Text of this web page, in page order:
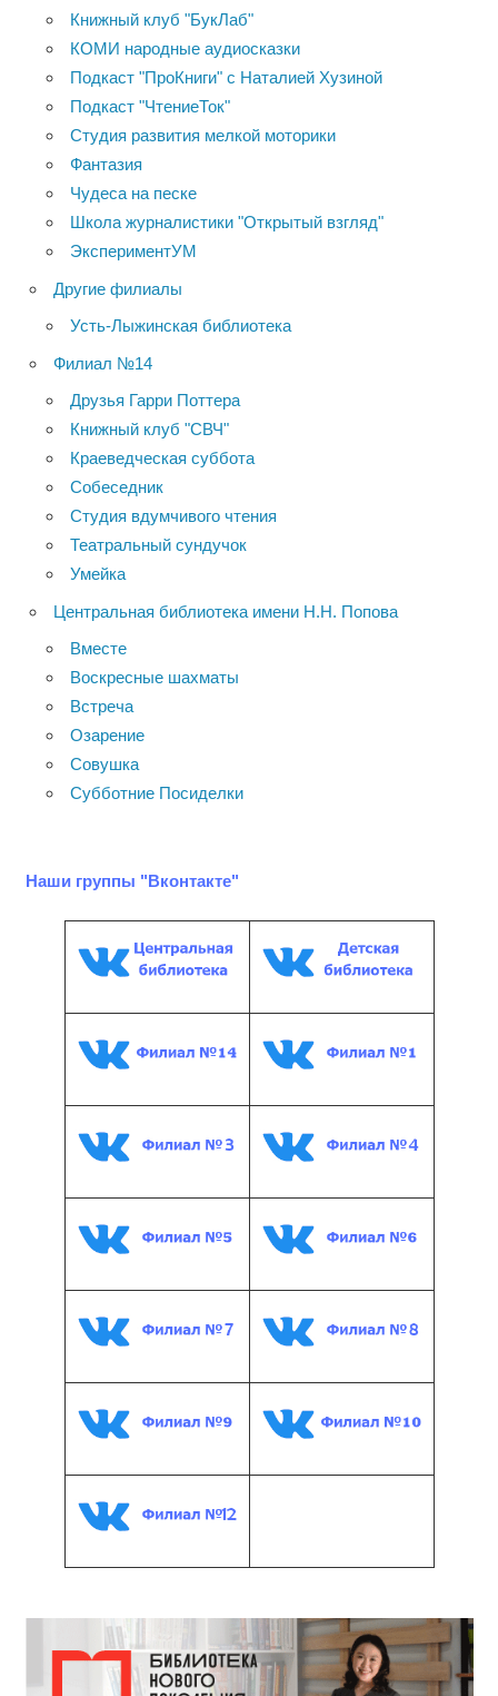
Книжный клуб "БукЛаб"
КОМИ народные аудиосказки
Подкаст "ПроКниги" с Наталией Хузиной
Подкаст "ЧтениеТок"
Студия развития мелкой моторики
Фантазия
Чудеса на песке
Школа журналистики "Открытый взгляд"
ЭкспериментУМ
Другие филиалы
Усть-Лыжинская библиотека
Филиал №14
Друзья Гарри Поттера
Книжный клуб "СВЧ"
Краеведческая суббота
Собеседник
Студия вдумчивого чтения
Театральный сундучок
Умейка
Центральная библиотека имени Н.Н. Попова
Вместе
Воскресные шахматы
Встреча
Озарение
Совушка
Субботние Посиделки
Наши группы "Вконтакте"